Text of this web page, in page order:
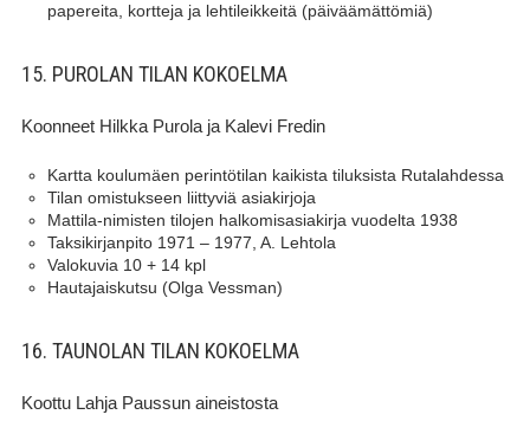
papereita, kortteja ja lehtileikkeitä (päiväämättömiä)
15. PUROLAN TILAN KOKOELMA
Koonneet Hilkka Purola ja Kalevi Fredin
Kartta koulumäen perintötilan kaikista tiluksista Rutalahdessa
Tilan omistukseen liittyviä asiakirjoja
Mattila-nimisten tilojen halkomisasiakirja vuodelta 1938
Taksikirjanpito 1971 – 1977, A. Lehtola
Valokuvia 10 + 14 kpl
Hautajaiskutsu (Olga Vessman)
16. TAUNOLAN TILAN KOKOELMA
Koottu Lahja Paussun aineistosta